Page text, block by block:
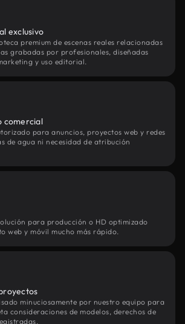
exclusivo
premium de escenas reales relacionadas
grabadas por profesionales, diseñadas
y uso editorial.
comercial
para anuncios, proyectos web y redes
de agua ni necesidad de atribución
para producción o HD optimizado
web y móvil mucho más rápido.
minuciosamente por nuestro equipo para
consideraciones de modelos, derechos de